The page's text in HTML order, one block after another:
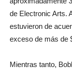
de Electronic Arts.
estuvieron de
exceso de más de
Mientras tanto,